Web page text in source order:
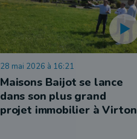
28 mai 2026 à 16:21
Maisons Baijot se lance
dans son plus grand
projet immobilier à Virton